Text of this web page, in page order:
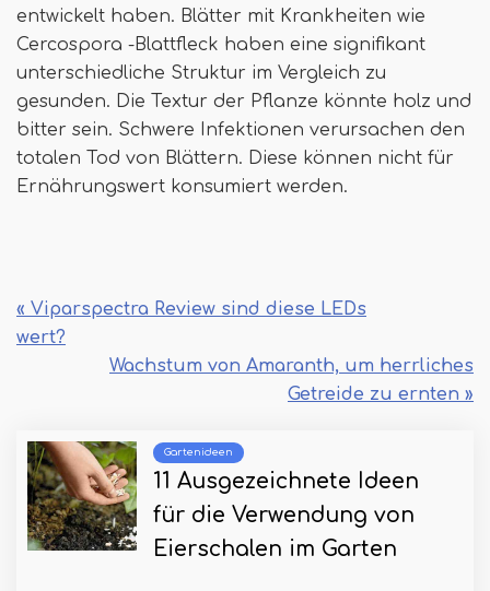
entwickelt haben. Blätter mit Krankheiten wie
Cercospora -Blattfleck haben eine signifikant
unterschiedliche Struktur im Vergleich zu
gesunden. Die Textur der Pflanze könnte holz und
bitter sein. Schwere Infektionen verursachen den
totalen Tod von Blättern. Diese können nicht für
Ernährungswert konsumiert werden.
« Viparspectra Review sind diese LEDs
wert?
Wachstum von Amaranth, um herrliches
Getreide zu ernten »
Gartenideen
11 Ausgezeichnete Ideen
für die Verwendung von
Eierschalen im Garten